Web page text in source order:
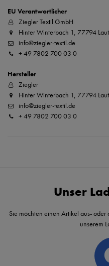
EU Verantwortlicher
Ziegler Textil GmbH
Hinter Winterbach 1, 77794
info@ziegler-textil.de
+ 49 7802 700 03 0
Hersteller
Ziegler
Hinter Winterbach 1, 77794
info@ziegler-textil.de
+ 49 7802 700 03 0
Unser
Sie möchten einen Artikel aus-
unserem